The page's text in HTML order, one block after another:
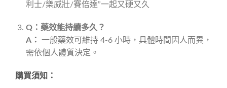
利士/樂威壯/賽倍達”一起又硬又久
Q：藥效能持續多久？
A：
一般藥效可維持 4-6 小時，具體時間因人而異，
需依個人體質決定。
購買須知：